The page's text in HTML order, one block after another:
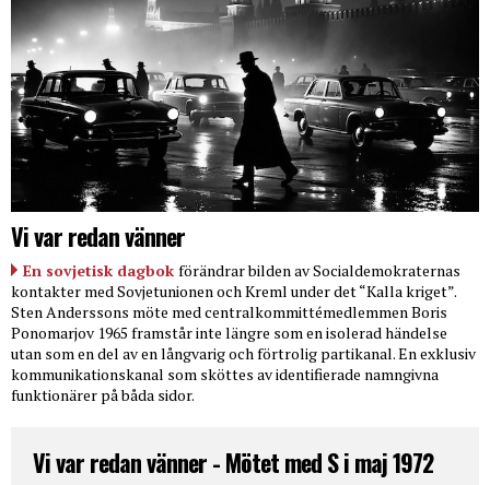
Vi var redan vänner
En sovjetisk dagbok förändrar bilden av Socialdemokraternas
kontakter med Sovjetunionen och Kreml under det “Kalla kriget”.
Sten Anderssons möte med centralkommittémedlemmen Boris
Ponomarjov 1965 framstår inte längre som en isolerad händelse
utan som en del av en långvarig och förtrolig partikanal. En exklusiv
kommunikationskanal som sköttes av identifierade namngivna
funktionärer på båda sidor.
Vi var redan vänner - Mötet med S i maj 1972